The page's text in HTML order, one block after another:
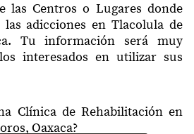
las Centros o Lugares donde
adicciones en Tlacolula de
Tu información será muy
interesados en utilizar sus
Clínica de Rehabilitación en
Oaxaca?